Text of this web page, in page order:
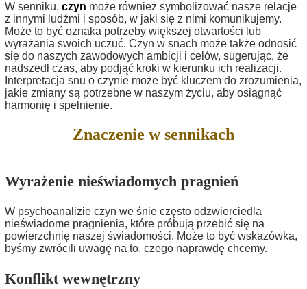
W senniku, czyn może również symbolizować nasze relacje
z innymi ludźmi i sposób, w jaki się z nimi komunikujemy.
Może to być oznaka potrzeby większej otwartości lub
wyrażania swoich uczuć. Czyn w snach może także odnosić
się do naszych zawodowych ambicji i celów, sugerując, że
nadszedł czas, aby podjąć kroki w kierunku ich realizacji.
Interpretacja snu o czynie może być kluczem do zrozumienia,
jakie zmiany są potrzebne w naszym życiu, aby osiągnąć
harmonię i spełnienie.
Znaczenie w sennikach
Wyrażenie nieświadomych pragnień
W psychoanalizie czyn we śnie często odzwierciedla
nieświadome pragnienia, które próbują przebić się na
powierzchnię naszej świadomości. Może to być wskazówka,
byśmy zwrócili uwagę na to, czego naprawdę chcemy.
Konflikt wewnętrzny